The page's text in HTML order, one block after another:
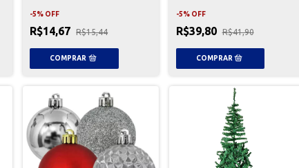
-5% OFF
R$14,67 R$15,44
-5% OFF
R$39,80 R$41,90